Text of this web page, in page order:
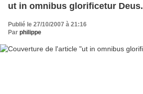
ut in omnibus glorificetur Deus.
Publié le 27/10/2007 à 21:16
Par philippe